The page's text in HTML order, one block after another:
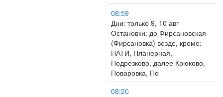
08:59
Дни: только 9, 10 авг
Остановки: до Фирсановская
(Фирсановка) везде, кроме:
НАТИ, Планерная,
Подрезково, далее Крюково,
Поваровка, По
08:20